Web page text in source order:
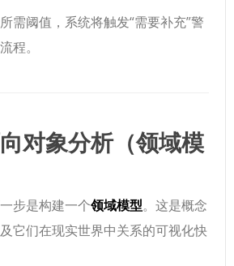
需阈值，系统将触发“需要补充”警
程。
对象分析（领域模
步是构建一个领域模型。这是概念
它们在现实世界中关系的可视化快